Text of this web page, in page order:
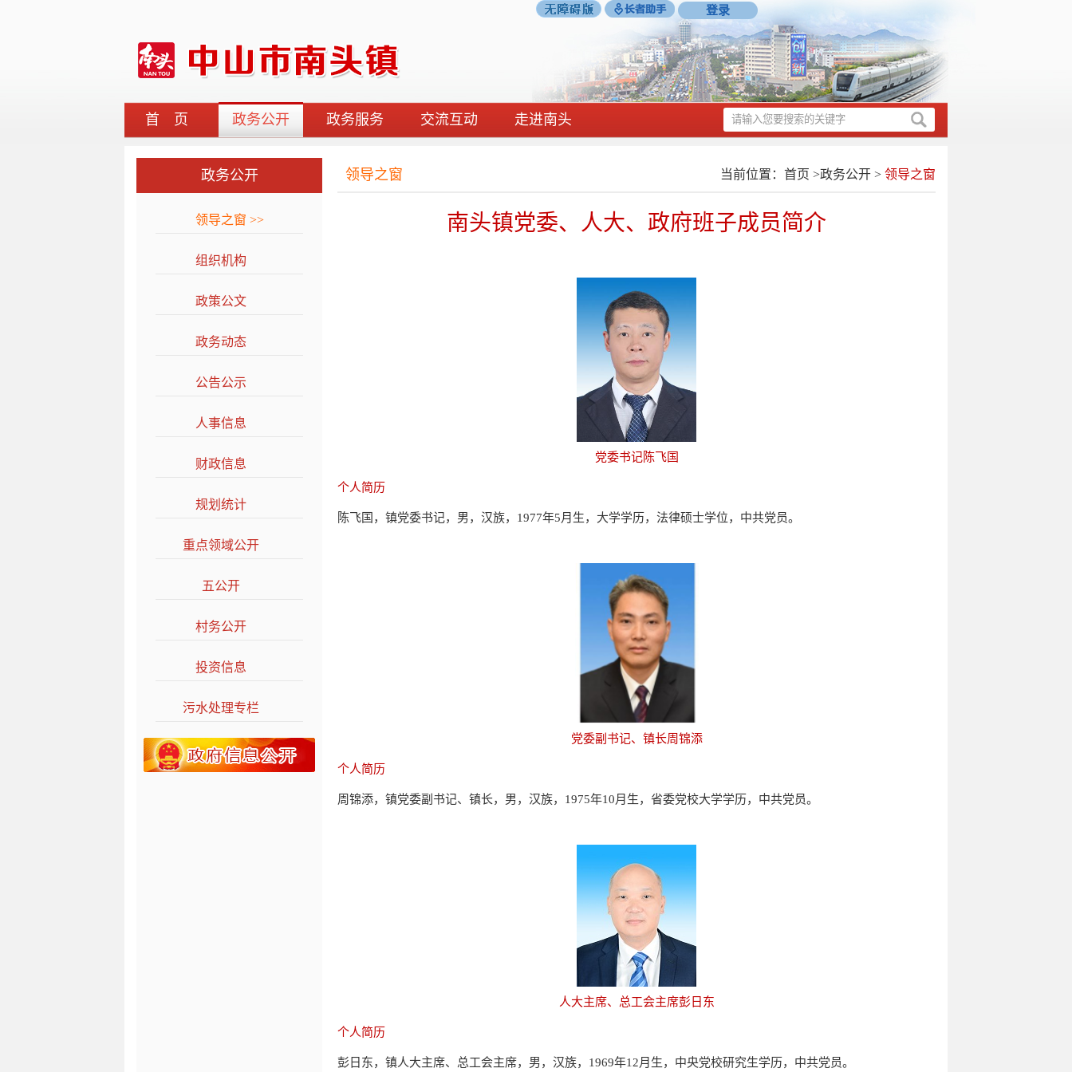
登录
首 页 政务公开 政务服务 交流互动 走进南头
政务公开
领导之窗 >>
组织机构
政策公文
政务动态
公告公示
人事信息
财政信息
规划统计
重点领域公开
五公开
村务公开
投资信息
污水处理专栏
领导之窗 当前位置： 首页 >政务公开 > 领导之窗
南头镇党委、人大、政府班子成员简介
党委书记陈飞国
个人简历
陈飞国，镇党委书记，男，汉族，1977年5月生，大学学历，法律硕士学位，中共党员。
党委副书记、镇长周锦添
个人简历
周锦添，镇党委副书记、镇长，男，汉族，1975年10月生，省委党校大学学历，中共党员。
人大主席、总工会主席彭日东
个人简历
彭日东，镇人大主席、总工会主席，男，汉族，1969年12月生，中央党校研究生学历，中共党员。